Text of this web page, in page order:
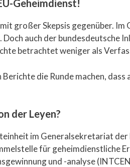
Geheimdienst!
großer Skepsis gegenüber.
auch der
betrachtet weniger als
die Runde machen,
der Leyen?
im Generalsekretariat
für geheimdienstliche
und -analyse